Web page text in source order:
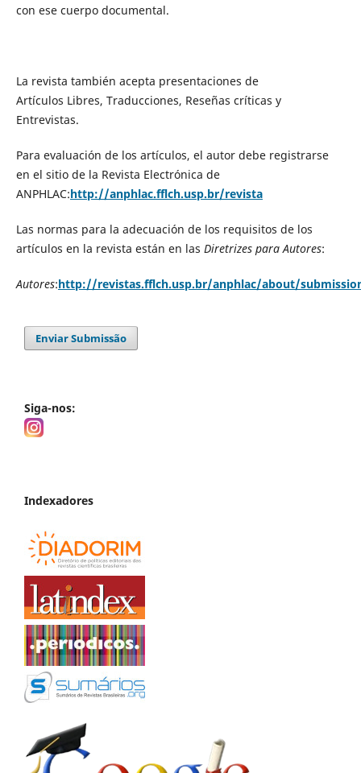
con ese cuerpo documental.
La revista también acepta presentaciones de
Artículos Libres, Traducciones, Reseñas críticas y
Entrevistas.
Para evaluación de los artículos, el autor debe registrarse
en el sitio de la Revista Electrónica de
ANPHLAC:http://anphlac.fflch.usp.br/revista
Las normas para la adecuación de los requisitos de los
artículos en la revista están en las Diretrizes para Autores:
Autores:http://revistas.fflch.usp.br/anphlac/about/
Enviar Submissão
Siga-nos:
Indexadores